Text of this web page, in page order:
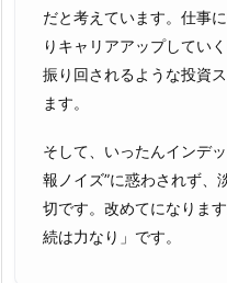
だと考えています。仕事
りキャリアアップしてい
振り回されるような投資
ます。
そして、いったんインデ
報ノイズ”に惑わされず、
切です。改めてになりま
続は力なり」です。